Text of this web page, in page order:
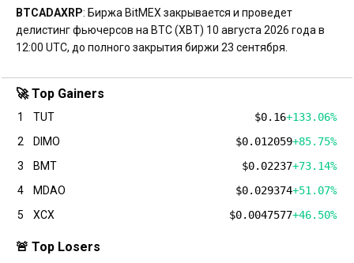
BTCADAXRP: Биржа BitMEX закрывается и проведет
делистинг фьючерсов на BTC (XBT) 10 августа 2026 года в
12:00 UTC, до полного закрытия биржи 23 сентября.
🚀 Top Gainers
1 TUT $0.16+133.06%
2
DIMO $0.012059+85.75%
3
BMT $0.02237+73.14%
4
MDAO $0.029374+51.07%
5
XCX $0.0047577+46.50%
🚨 Top Losers